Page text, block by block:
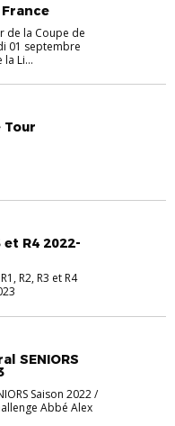
de la Coupe de
01 septembre
la Li...
Tour
et R4 2022-
R2, R3 et R4
SENIORS
Saison 2022 /
Abbé Alex